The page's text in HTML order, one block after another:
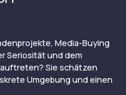
Media-Buying
Seriosität und dem
Sie schätzen
Umgebung und einen